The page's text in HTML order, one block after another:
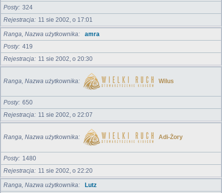
Posty 324
Rejestracja
11 sie 2002, o 17:01
Ranga, Nazwa użytkownika
amra
Posty 419
Rejestracja
11 sie 2002, o 20:30
Ranga, Nazwa użytkownika Wilus
Posty 650
Rejestracja
11 sie 2002, o 22:07
Ranga, Nazwa użytkownika Adi-Żory
Posty
1480
Rejestracja
11 sie 2002, o 22:20
Ranga, Nazwa użytkownika
Lutz